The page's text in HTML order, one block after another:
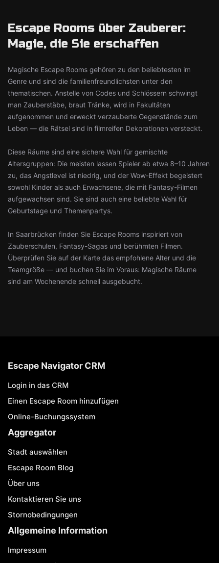
Escape Rooms über Zauberer:
Magie, die Sie erschaffen
Magische Escape Rooms gehören zu den beliebtesten im
Genre und sind die familienfreundlichsten unter den
thematischen. Anstelle von Codes und Schlössern schwingt
man Zauberstäbe, braut Tränke, wird in Fakultäten
aufgenommen und erweckt verzauberte Gegenstände zum
Leben — die Rätsel sind in filmreifen Dekorationen versteckt.
Diese Räume sind eine sichere Wahl für gemischte
Altersgruppen: Die meisten lassen Spieler ab etwa 8–10 Jahren
zu, das Angstlevel ist niedrig, und der Wow-Effekt begeistert
sowohl Kinder als auch Erwachsene, die mit Fantasy-Filmen
aufgewachsen sind. Sie sind auch eine beliebte Wahl für
Geburtstage und Themenpartys.
In Saarbrücken finden Sie Escape Rooms inspiriert von
Zauberschulen, Fantasy-Sagas und berühmten Filmen.
Überprüfen Sie auf der Karte das empfohlene Alter und die
Teamgröße — und buchen Sie im Voraus: Magische Räume
sind am Wochenende schnell ausgebucht.
Escape Navigator CRM
Login in das CRM
Einen Escape Room hinzufügen
Online-Buchungssystem
Aggregator
Stadt auswählen
Escape Room Blog
Über uns
Kontaktieren Sie uns
Stornobedingungen
Allgemeine Information
Impressum